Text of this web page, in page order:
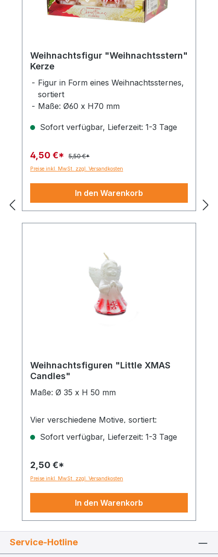
Weihnachtsfigur "Weihnachtsstern"
Kerze
Figur in Form eines Weihnachtssternes,
sortiert
Maße: Ø60 x H70 mm
Sofort verfügbar, Lieferzeit: 1-3 Tage
4,50 €* 5,50 €*
Preise inkl. MwSt. zzgl. Versandkosten
In den Warenkorb
Weihnachtsfiguren "Little XMAS
Candles"
Maße: Ø 35 x H 50 mm
Vier verschiedene Motive, sortiert:
- Glocke
- Engel mit Herz
Sofort verfügbar, Lieferzeit: 1-3 Tage
2,50 €*
Preise inkl. MwSt. zzgl. Versandkosten
In den Warenkorb
Service-Hotline